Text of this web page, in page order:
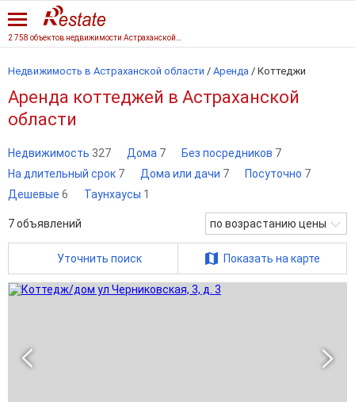
Недвижимость в Астраханской области / Аренда / Коттеджи
Аренда коттеджей в Астраханской
области
Недвижимость 327 Дома 7 Без посредников 7
На длительный срок 7 Дома или дачи 7 Посуточно 7
Дешевые 6 Таунхаусы 1
7объявлений по возрастанию цены
Уточнить поиск Показать на карте